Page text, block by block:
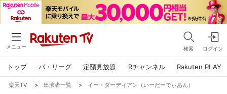
メニュー 検索 ログイン
トップ パ・リーグ 定額見放題 Rチャンネル Rakuten PLAY
楽天TV > 出演者一覧 > イー・ダーディアン（いーだーでぃあん）